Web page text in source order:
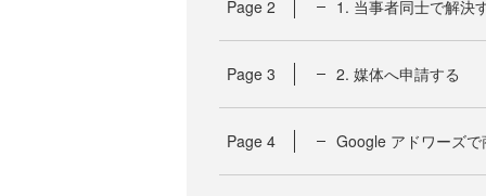
Page 2 1. 当事者同士で解決
Page 3 2. 媒体へ申請する
Page 4 Google アドワーズ